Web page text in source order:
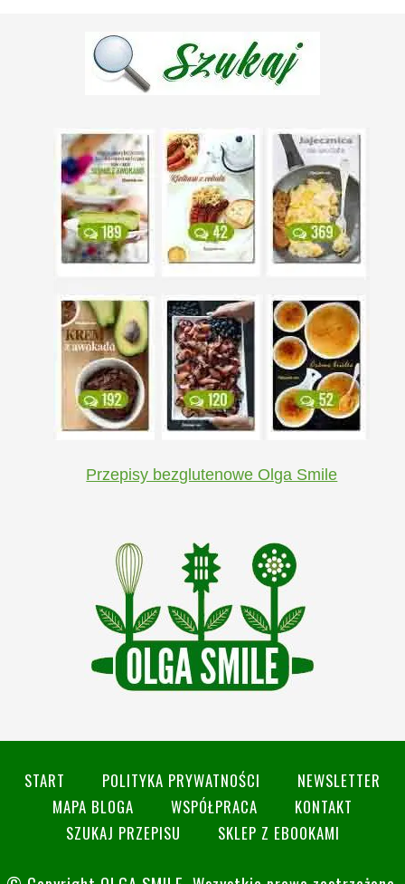
Przepisy bezglutenowe Olga Smile
START POLITYKA PRYWATNOŚCI
NEWSLETTER
MAPA BLOGA
WSPÓŁPRACA
KONTAKT
SZUKAJ PRZEPISU
SKLEP Z EBOOKAMI